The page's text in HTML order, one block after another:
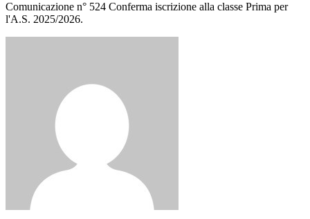
Comunicazione n° 524 Conferma iscrizione alla classe Prima per
l'A.S. 2025/2026.